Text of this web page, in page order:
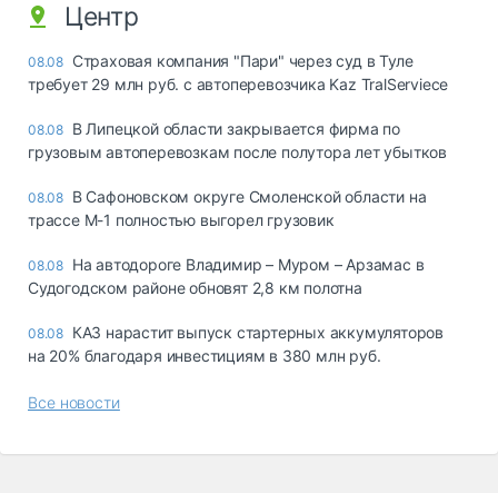
Центр
08.08 Страховая компания "Пари" через суд в Туле
требует 29 млн руб. с автоперевозчика Kaz TralServiece
08.08 В Липецкой области закрывается фирма по
грузовым автоперевозкам после полутора лет убытков
08.08 В Сафоновском округе Смоленской области на
трассе М-1 полностью выгорел грузовик
08.08 На автодороге Владимир – Муром – Арзамас в
Судогодском районе обновят 2,8 км полотна
08.08 КАЗ нарастит выпуск стартерных аккумуляторов
на 20% благодаря инвестициям в 380 млн руб.
Все новости